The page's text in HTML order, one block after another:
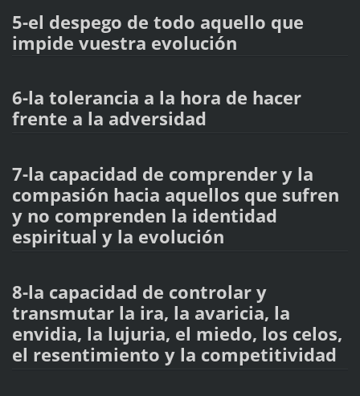
5-el despego de todo aquello que
impide vuestra evolución
6-la tolerancia a la hora de hacer
frente a la adversidad
7-la capacidad de comprender y la
compasión hacia aquellos que sufren
y no comprenden la identidad
espiritual y la evolución
8-la capacidad de controlar y
transmutar la ira, la avaricia, la
envidia, la lujuria, el miedo, los celos,
el resentimiento y la competitividad